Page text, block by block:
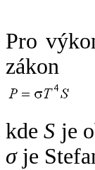
Pro
zákon
kdeS je
σje